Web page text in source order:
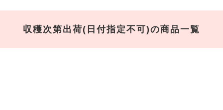
収穫次第出荷(日付指定不可)の商品一覧